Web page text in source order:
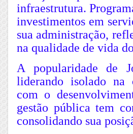
infraestrutura.
investimentos em
sua administração,
na qualidade de vida
A popularidade de
liderando isolado na
com o
gestão pública tem
consolidando sua